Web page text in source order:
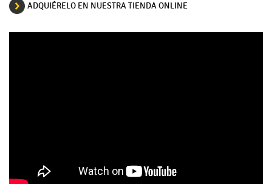
ADQUIÉRELO EN NUESTRA TIENDA ONLINE